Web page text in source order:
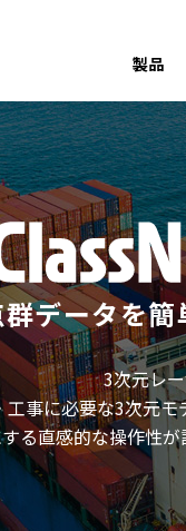
製品
データを
3次元レ
工事に必要な3次元モ
る直感的な操作性が